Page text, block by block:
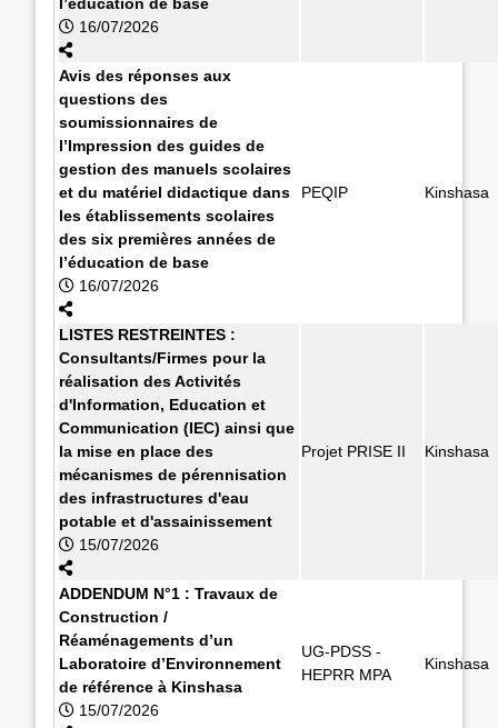
16/07/2026
Avis des réponses aux
questions des
soumissionnaires de
l’Impression des guides de
gestion des manuels scolaires
et du matériel didactique dans
les établissements scolaires
des six premières années de
l’éducation de base
16/07/2026
PEQIP Kinshasa
LISTES RESTREINTES :
Consultants/Firmes pour la
réalisation des Activités
d'Information, Education et
Communication (IEC) ainsi que
la mise en place des
mécanismes de pérennisation
des infrastructures d'eau
potable et d'assainissement
15/07/2026
Projet PRISE II Kinshasa
ADDENDUM N°1 : Travaux de
Construction /
Réaménagements d’un
Laboratoire d’Environnement
de référence à Kinshasa
15/07/2026
UG-PDSS -
HEPRR MPA
Kinshasa